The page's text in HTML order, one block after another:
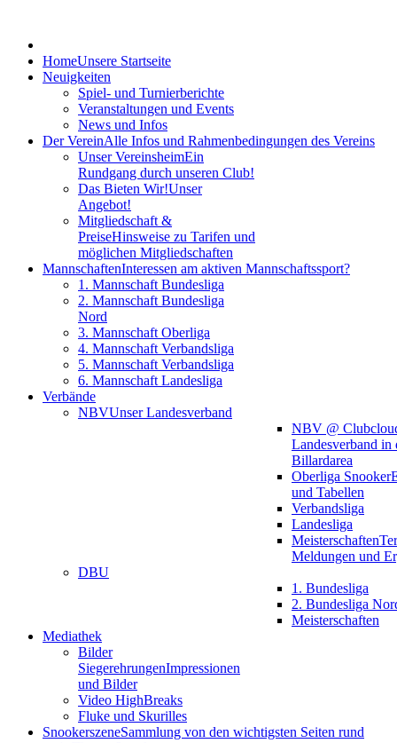
HomeUnsere Startseite
Neuigkeiten
Spiel- und Turnierberichte
Veranstaltungen und Events
News und Infos
Der VereinAlle Infos und Rahmenbedingungen des Vereins
Unser VereinsheimEin
Rundgang durch unseren Club!
Das Bieten Wir!Unser
Angebot!
Mitgliedschaft &
PreiseHinsweise zu Tarifen und
möglichen Mitgliedschaften
MannschaftenInteressen am aktiven Mannschaftssport?
1. Mannschaft Bundesliga
2. Mannschaft Bundesliga
Nord
3. Mannschaft Oberliga
4. Mannschaft Verbandsliga
5. Mannschaft Verbandsliga
6. Mannschaft Landesliga
Verbände
NBVUnser Landesverband
NBV @
Landesverband in
Billardarea
Oberliga Snooker
und Tabellen
Verbandsliga
Landesliga
Meisterschaften
Meldungen und
DBU
1. Bundesliga
2. Bundesliga
Meisterschaften
Mediathek
Bilder
SiegerehrungenImpressionen
und Bilder
Video HighBreaks
Fluke und Skurilles
SnookerszeneSammlung von den wichtigsten Seiten rund